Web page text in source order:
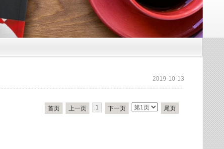
2019-10-13
首页 上一页 1 下一页 尾页